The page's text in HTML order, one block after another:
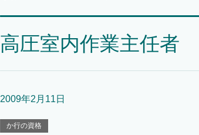
高圧室内作業主任者
2009年2月11日
か行の資格